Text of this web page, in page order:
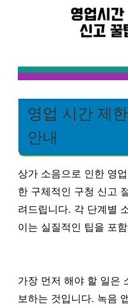
영업 시간 제
안내
상가 소음으로 인한 영
한 구체적인 구청 신고
려드립니다. 각 단계별
이는 실질적인 팁을 포
가장 먼저 해야 할 일은
보하는 것입니다. 녹음